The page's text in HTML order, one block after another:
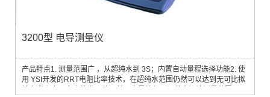
3200型 电导测量仪
产品特点1. 测量范围广 ，从超纯水到 3S；内置自动量程选择功能2. 使
用 YSI开发的RRT电阻比率技术，在超纯水范围仍然可以达到无可比拟